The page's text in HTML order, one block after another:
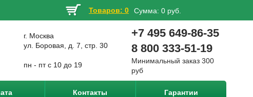
Товаров: 0 Сумма: 0 руб.
г. Москва
ул. Боровая, д. 7, стр. 30
пн - пт с 10 до 19
+7 495 649-86-35
8 800 333-51-19
Минимальный заказ 300
руб
Контакты Гарантии